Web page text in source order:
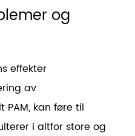
og
effekter
av
PAM, kan føre til
i altfor store og